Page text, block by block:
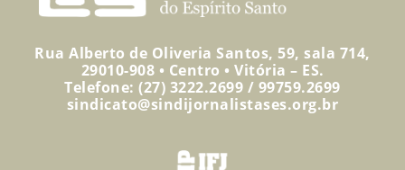
Rua Alberto de Oliveria Santos, 59, sala 714,
29010-908 • Centro • Vitória – ES.
Telefone: (27) 3222.2699 / 99759.2699
sindicato@sindijornalistases.org.br